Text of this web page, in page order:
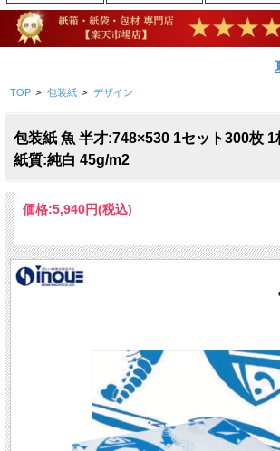
TOP > 包装紙 > デザイン
包装紙 魚 半才:748×530 1セット300枚
紙質:純白 45g/m2
価格:5,940円(税込)